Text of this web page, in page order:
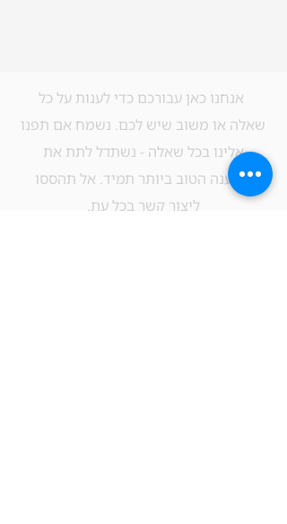
אנחנו כאן עבורכם כדי לענות על כל
שאלה או משוב שיש לכם. נשמח אם תפנו
אלינו בכל שאלה - נשתדל לתת את
המענה הטוב ביותר תמיד. אל תהססו
ליצור קשר בכל עת.